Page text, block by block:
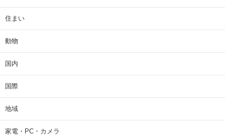
住まい
動物
国内
国際
地域
家電・PC・カメラ